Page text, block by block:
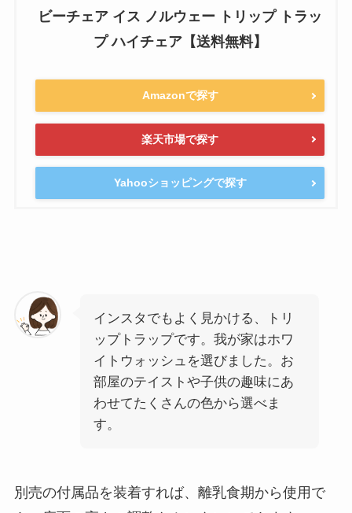
ビーチェア イス ノルウェー トリップ トラッ
プ ハイチェア【送料無料】
Amazonで探す
楽天市場で探す
Yahooショッピングで探す
インスタでもよく見かける、トリ
ップトラップです。我が家はホワ
イトウォッシュを選びました。お
部屋のテイストや子供の趣味にあ
わせてたくさんの色から選べま
す。
別売の付属品を装着すれば、離乳食期から使用で